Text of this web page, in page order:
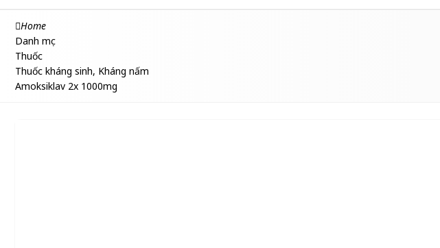
Home
Danh mục
Thuốc
Thuốc kháng sinh, Kháng nấm
Amoksiklav 2x 1000mg